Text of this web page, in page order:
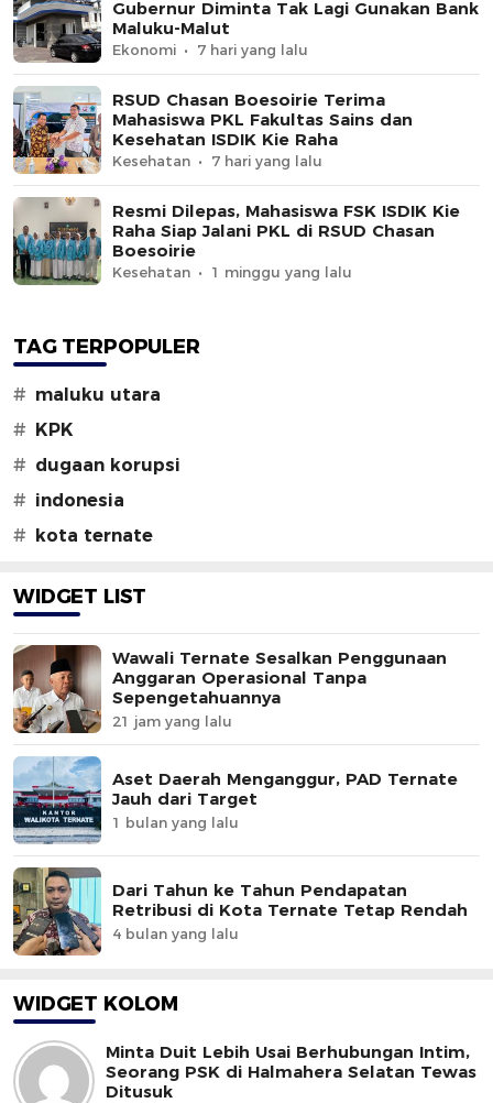
Gubernur Diminta Tak Lagi Gunakan Bank
Maluku-Malut
Ekonomi 7 hari yang lalu
RSUD Chasan Boesoirie Terima
Mahasiswa PKL Fakultas Sains dan
Kesehatan ISDIK Kie Raha
Kesehatan 7 hari yang lalu
Resmi Dilepas, Mahasiswa FSK ISDIK Kie
Raha Siap Jalani PKL di RSUD Chasan
Boesoirie
Kesehatan 1 minggu yang lalu
TAG TERPOPULER
# maluku utara
# KPK
# dugaan korupsi
# indonesia
# kota ternate
WIDGET LIST
Wawali Ternate Sesalkan Penggunaan
Anggaran Operasional Tanpa
Sepengetahuannya
21 jam yang lalu
Aset Daerah Menganggur, PAD Ternate
Jauh dari Target
1 bulan yang lalu
Dari Tahun ke Tahun Pendapatan
Retribusi di Kota Ternate Tetap Rendah
4 bulan yang lalu
WIDGET KOLOM
Minta Duit Lebih Usai Berhubungan Intim,
Seorang PSK di Halmahera Selatan Tewas
Ditusuk